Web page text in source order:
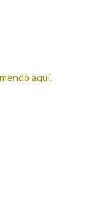
aquí.